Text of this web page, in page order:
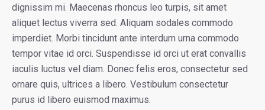
dignissim mi. Maecenas rhoncus leo turpis, sit amet
aliquet lectus viverra sed. Aliquam sodales commodo
imperdiet. Morbi tincidunt ante interdum urna commodo
tempor vitae id orci. Suspendisse id orci ut erat convallis
iaculis luctus vel diam. Donec felis eros, consectetur sed
ornare quis, ultrices a libero. Vestibulum consectetur
purus id libero euismod maximus.